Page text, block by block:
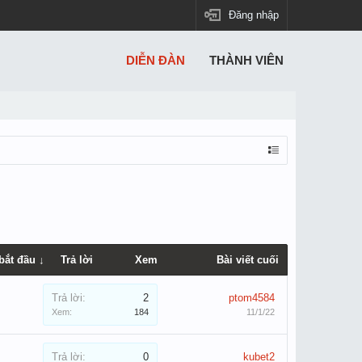
Đăng nhập
đầu ↓ Trả lời Xem Bài viết cuối
Trả lời: 2
Xem: 184
ptom4584
11/1/22
Trả lời: 0 kubet2
DIỄN ĐÀN THÀNH VIÊN